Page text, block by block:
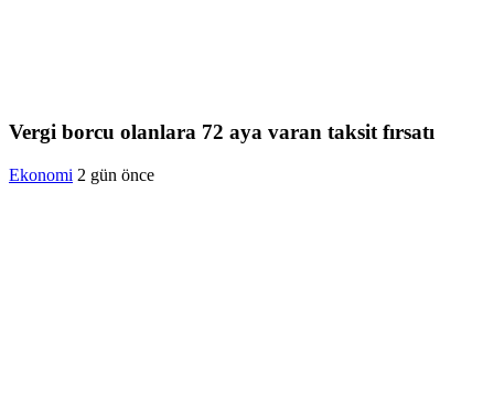
Vergi borcu olanlara 72 aya varan taksit fırsatı
Ekonomi 2 gün önce